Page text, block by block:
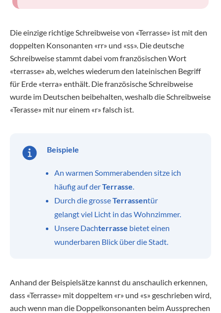
Die einzige richtige Schreibweise von «Terrasse» ist mit den
doppelten Konsonanten «rr» und «ss». Die deutsche
Schreibweise stammt dabei vom französischen Wort
«terrasse» ab, welches wiederum den lateinischen Begriff
für Erde «terra» enthält. Die französische Schreibweise
wurde im Deutschen beibehalten, weshalb die Schreibweise
«Terasse» mit nur einem «r» falsch ist.
Beispiele
An warmen Sommerabenden sitze ich
häufig auf derTerrasse.
Durch die grosseTerrassentür
gelangt viel Licht in das Wohnzimmer.
Unsere Dachterrasse bietet einen
wunderbaren Blick über die Stadt.
Anhand der Beispielsätze kannst du anschaulich erkennen,
dass «Terrasse» mit doppeltem «r» und «s» geschrieben wird,
auch wenn man die Doppelkonsonanten beim Aussprechen